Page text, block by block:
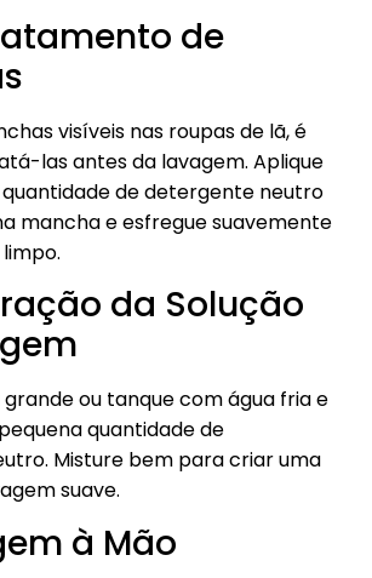
de
visíveis nas roupas de lã, é
las antes da lavagem. Aplique
de detergente neutro
mancha e esfregue suavemente
da Solução
grande ou tanque com água fria e
quantidade de
Misture bem para criar uma
suave.
à Mão